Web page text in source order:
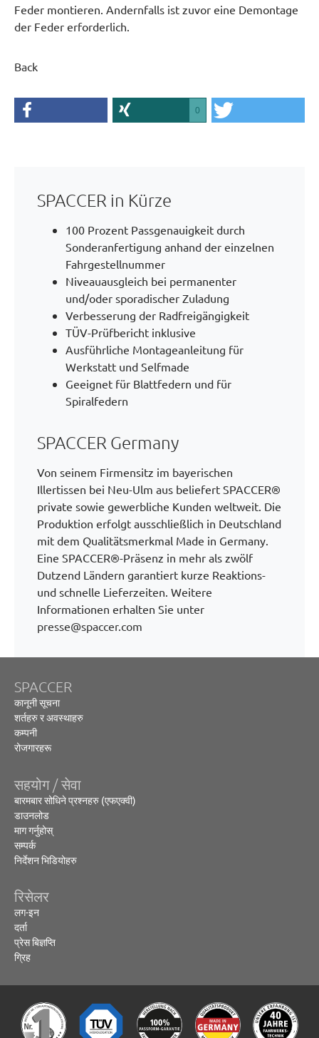
Feder montieren. Andernfalls ist zuvor eine Demontage
der Feder erforderlich.
Back
0
SPACCER in Kürze
100 Prozent Passgenauigkeit durch
Sonderanfertigung anhand der einzelnen
Fahrgestellnummer
Niveauausgleich bei permanenter
und/oder sporadischer Zuladung
Verbesserung der Radfreigängigkeit
TÜV-Prüfbericht inklusive
Ausführliche Montageanleitung für
Werkstatt und Selfmade
Geeignet für Blattfedern und für
Spiralfedern
SPACCER Germany
Von seinem Firmensitz im bayerischen
Illertissen bei Neu-Ulm aus beliefert SPACCER®
private sowie gewerbliche Kunden weltweit. Die
Produktion erfolgt ausschließlich in Deutschland
mit dem Qualitätsmerkmal Made in Germany.
Eine SPACCER®-Präsenz in mehr als zwölf
Dutzend Ländern garantiert kurze Reaktions-
und schnelle Lieferzeiten. Weitere
Informationen erhalten Sie unter
presse@spaccer.com
SPACCER
कानूनी सूचना
शर्तहरु र अवस्थाहरु
कम्पनी
रोजगारहरू
सहयोग / सेवा
बारमबार सोधिने प्रश्नहरु (एफएक्वी)
डाउनलोड
माग गर्नुहोस्
सम्पर्क
निर्देशन भिडियोहरु
रिसेलर
लग-इन
दर्ता
प्रेस बिज्ञप्ति
ग्रिह